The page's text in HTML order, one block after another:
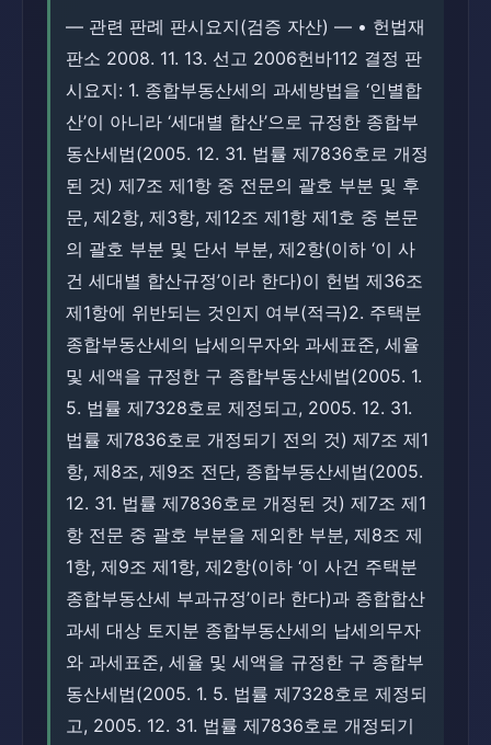
― 관련 판례 판시요지(검증 자산) ― • 헌법재
판소 2008. 11. 13. 선고 2006헌바112 결정 판
시요지: 1. 종합부동산세의 과세방법을 ‘인별합
산’이 아니라 ‘세대별 합산’으로 규정한 종합부
동산세법(2005. 12. 31. 법률 제7836호로 개정
된 것) 제7조 제1항 중 전문의 괄호 부분 및 후
문, 제2항, 제3항, 제12조 제1항 제1호 중 본문
의 괄호 부분 및 단서 부분, 제2항(이하 ‘이 사
건 세대별 합산규정’이라 한다)이 헌법 제36조
제1항에 위반되는 것인지 여부(적극)2. 주택분
종합부동산세의 납세의무자와 과세표준, 세율
및 세액을 규정한 구 종합부동산세법(2005. 1.
5. 법률 제7328호로 제정되고, 2005. 12. 31.
법률 제7836호로 개정되기 전의 것) 제7조 제1
항, 제8조, 제9조 전단, 종합부동산세법(2005.
12. 31. 법률 제7836호로 개정된 것) 제7조 제1
항 전문 중 괄호 부분을 제외한 부분, 제8조 제
1항, 제9조 제1항, 제2항(이하 ‘이 사건 주택분
종합부동산세 부과규정’이라 한다)과 종합합산
과세 대상 토지분 종합부동산세의 납세의무자
와 과세표준, 세율 및 세액을 규정한 구 종합부
동산세법(2005. 1. 5. 법률 제7328호로 제정되
고, 2005. 12. 31. 법률 제7836호로 개정되기